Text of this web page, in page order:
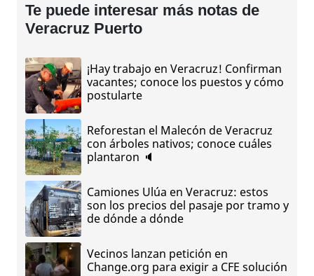
Te puede interesar más notas de
Veracruz Puerto
¡Hay trabajo en Veracruz! Confirman
vacantes; conoce los puestos y cómo
postularte
Reforestan el Malecón de Veracruz
con árboles nativos; conoce cuáles
plantaron 🔈
Camiones Ulúa en Veracruz: estos
son los precios del pasaje por tramo y
de dónde a dónde
Vecinos lanzan petición en
Change.org para exigir a CFE solución